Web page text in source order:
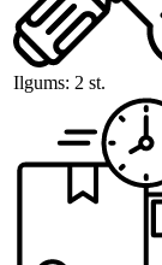
Ilgums: 2 st.